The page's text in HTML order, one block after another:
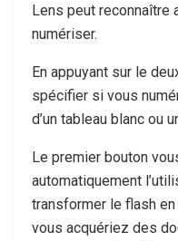
Lens peut reconnaître
numériser.
En appuyant sur le
spécifier si vous
d’un tableau blanc ou
Le premier bouton
automatiquement
transformer le flash
vous acquériez des